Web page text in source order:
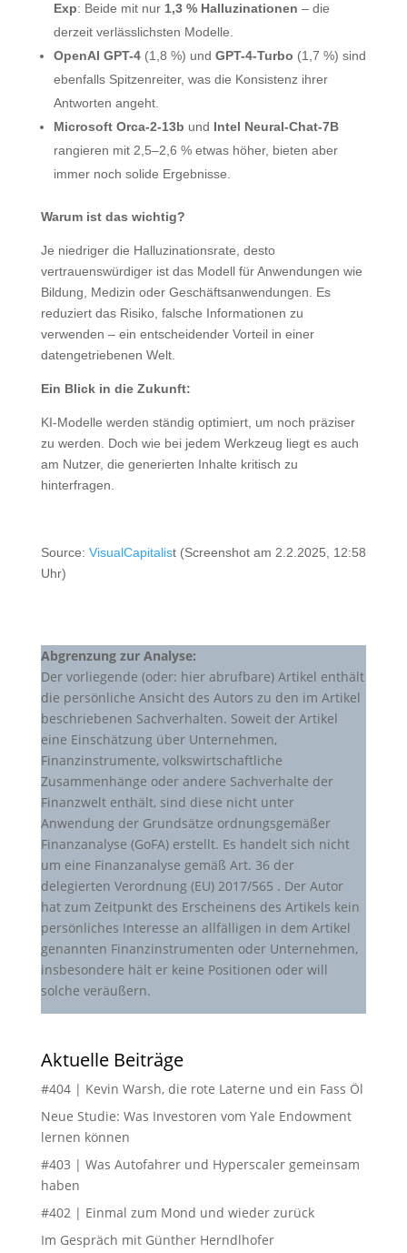
Exp: Beide mit nur 1,3 % Halluzinationen – die
derzeit verlässlichsten Modelle.
OpenAI GPT-4(1,8 %) und GPT-4-Turbo (1,7 %) sind
ebenfalls Spitzenreiter, was die Konsistenz ihrer
Antworten angeht.
Microsoft Orca-2-13b und Intel Neural-Chat-7B
rangieren mit 2,5–2,6 % etwas höher, bieten aber
immer noch solide Ergebnisse.
Warum ist das wichtig?
Je niedriger die Halluzinationsrate, desto
vertrauenswürdiger ist das Modell für Anwendungen wie
Bildung, Medizin oder Geschäftsanwendungen. Es
reduziert das Risiko, falsche Informationen zu
verwenden – ein entscheidender Vorteil in einer
datengetriebenen Welt.
Ein Blick in die Zukunft:
KI-Modelle werden ständig optimiert, um noch präziser
zu werden. Doch wie bei jedem Werkzeug liegt es auch
am Nutzer, die generierten Inhalte kritisch zu
hinterfragen.
Source: VisualCapitalist (Screenshot am 2.2.2025, 12:58
Uhr)
Abgrenzung zur Analyse:
Der vorliegende (oder: hier abrufbare) Artikel enthält
die persönliche Ansicht des Autors zu den im Artikel
beschriebenen Sachverhalten. Soweit der Artikel
eine Einschätzung über Unternehmen,
Finanzinstrumente, volkswirtschaftliche
Zusammenhänge oder andere Sachverhalte der
Finanzwelt enthält, sind diese nicht unter
Anwendung der Grundsätze ordnungsgemäßer
Finanzanalyse (GoFA) erstellt. Es handelt sich nicht
um eine Finanzanalyse gemäß Art. 36 der
delegierten Verordnung (EU) 2017/565 . Der Autor
hat zum Zeitpunkt des Erscheinens des Artikels kein
persönliches Interesse an allfälligen in dem Artikel
genannten Finanzinstrumenten oder Unternehmen,
insbesondere hält er keine Positionen oder will
solche veräußern.
Aktuelle Beiträge
#404 | Kevin Warsh, die rote Laterne und ein Fass Öl
Neue Studie: Was Investoren vom Yale Endowment
lernen können
#403 | Was Autofahrer und Hyperscaler gemeinsam
haben
#402 | Einmal zum Mond und wieder zurück
Im Gespräch mit Günther Herndlhofer